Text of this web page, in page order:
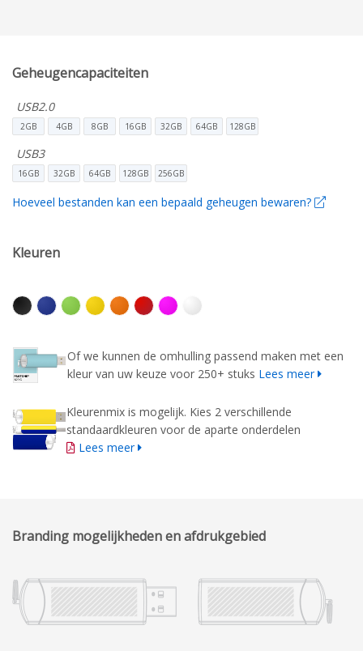
Geheugencapaciteiten
USB2.0
2GB 4GB 8GB 16GB 32GB 64GB 128GB
USB3
16GB 32GB 64GB 128GB 256GB
Hoeveel bestanden kan een bepaald geheugen bewaren?
Kleuren
Of we kunnen de omhulling passend maken met een
kleur van uw keuze voor 250+ stuks Lees meer
Kleurenmix is mogelijk. Kies 2 verschillende
standaardkleuren voor de aparte onderdelen
Lees meer
Branding mogelijkheden en afdrukgebied